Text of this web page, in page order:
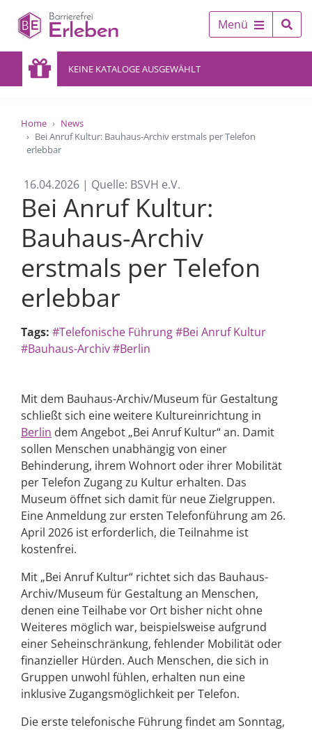
Menü
KEINE KATALOGE AUSGEWÄHLT
Home
News
Bei Anruf Kultur: Bauhaus-Archiv erstmals per Telefon
erlebbar
16.04.2026 | Quelle: BSVH e.V.
Bei Anruf Kultur:
Bauhaus-Archiv
erstmals per Telefon
erlebbar
Tags: #Telefonische Führung#Bei Anruf Kultur
#Bauhaus-Archiv#Berlin
Mit dem Bauhaus-Archiv/Museum für Gestaltung
schließt sich eine weitere Kultureinrichtung in
Berlin dem Angebot „Bei Anruf Kultur“ an. Damit
sollen Menschen unabhängig von einer
Behinderung, ihrem Wohnort oder ihrer Mobilität
per Telefon Zugang zu Kultur erhalten. Das
Museum öffnet sich damit für neue Zielgruppen.
Eine Anmeldung zur ersten Telefonführung am 26.
April 2026 ist erforderlich, die Teilnahme ist
kostenfrei.
Mit „Bei Anruf Kultur“ richtet sich das Bauhaus-
Archiv/Museum für Gestaltung an Menschen,
denen eine Teilhabe vor Ort bisher nicht ohne
Weiteres möglich war, beispielsweise aufgrund
einer Seheinschränkung, fehlender Mobilität oder
finanzieller Hürden. Auch Menschen, die sich in
Gruppen unwohl fühlen, erhalten nun eine
inklusive Zugangsmöglichkeit per Telefon.
Die erste telefonische Führung findet am Sonntag,